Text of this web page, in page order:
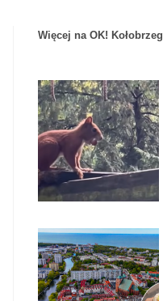
Więcej na OK! Kołobrzeg